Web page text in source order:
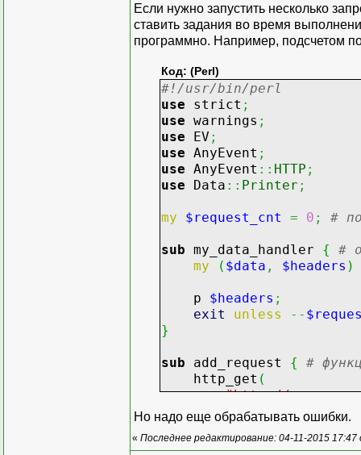
Если нужно запустить несколько
ставить задания во время
программно. Например, подсчетом
Код: (Perl)
#!/usr/bin/perl
use strict ;
use warnings ;
use EV ;
use AnyEvent ;
use AnyEvent :: HTTP ;
use Data :: Printer ;
my $request_cnt = 0 ; #
sub my_data_handler {
#
my
( $data , $headers )
p $headers ;
exit
unless --
}
sub add_request {
#
http_get (
"http://
headers=> {
},
Но надо еще обрабатывать ошибки.
« Последнее редактирование: 04-11-2015 17:47